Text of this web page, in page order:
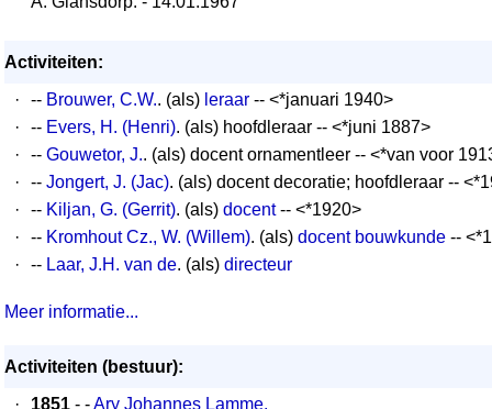
Activiteiten:
·
-- Brouwer, C.W.. (als) leraar -- <*januari 1940>
·
-- Evers, H. (Henri). (als) hoofdleraar -- <*juni 1887>
·
-- Gouwetor, J.. (als) docent ornamentleer -- <*van voor
·
-- Jongert, J. (Jac). (als) docent decoratie; hoofdleraar --
·
-- Kiljan, G. (Gerrit). (als) docent-- <*1920>
·
-- Kromhout Cz., W. (Willem). (als) docent bouwkunde --
·
-- Laar, J.H. van de. (als) directeur
Meer informatie...
Activiteiten (bestuur):
·
1851 - -Ary Johannes Lamme.